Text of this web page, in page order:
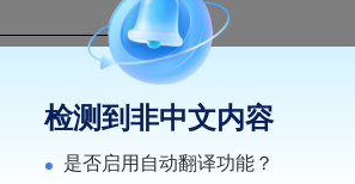
不动产坐落
备
注
检测到非中文内容
是否启用自动翻译功能？